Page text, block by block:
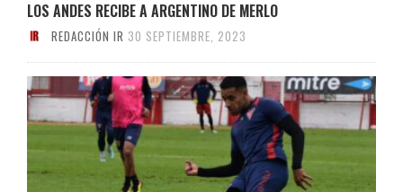
LOS ANDES RECIBE A ARGENTINO DE MERLO
REDACCIÓN IR 30 SEPTIEMBRE, 2023